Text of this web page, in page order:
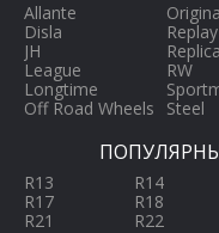
Allante
Disla
JH
League
Longtime
Off Road Wheels
Replay
Replica
RW
Steel
R13 R14
R17
R18
R21
R22